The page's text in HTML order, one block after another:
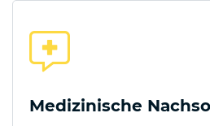
Medizinische